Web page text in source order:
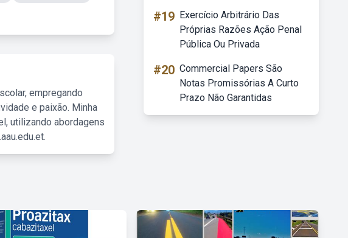
empregando
e paixão. Minha
utilizando abordagens
#19 Exercício Arbitrário Das
Próprias Razões Ação Penal
Pública Ou Privada
#20 Commercial Papers São
Notas Promissórias A Curto
Prazo Não Garantidas